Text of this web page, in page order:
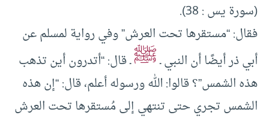
(سورة يس : 38).
فقال: “مستقرها تحت العرش” وفي رواية لمسلم عن
أبي ذر أيضًا أن النبي ـﷺـ قال: “أتدرون أين تذهب
هذه الشمس”؟ قالوا: الله ورسوله أعلم، قال: “إن هذه
الشمس تجري حتى تنتهي إلى مُستقرها تحت العرش